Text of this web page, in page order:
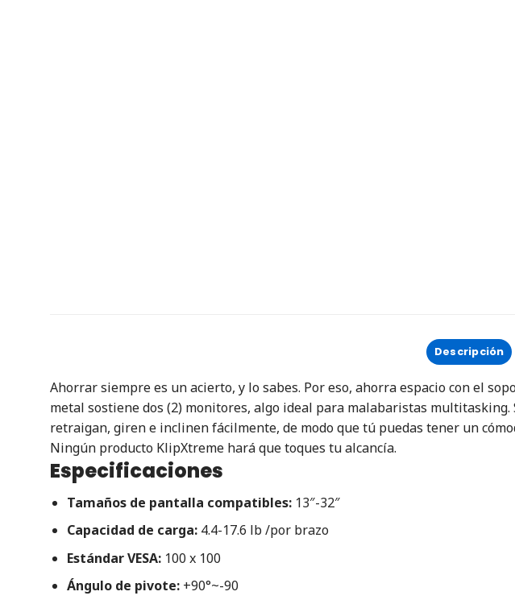
Descripción
Ahorrar siempre es un acierto, y lo sabes. Por eso, ahorra espacio con el
metal sostiene dos (2) monitores, algo ideal para malabaristas
retraigan, giren e inclinen fácilmente, de modo que tú puedas tener un
Ningún producto KlipXtreme hará que toques tu alcancía.
Especificaciones
Tamaños de pantalla compatibles: 13″-32″
Capacidad de carga: 4.4-17.6 lb /por brazo
Estándar VESA: 100 x 100
Ángulo de pivote: +90°~-90